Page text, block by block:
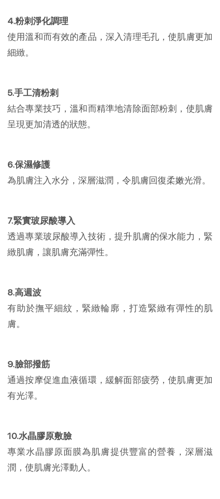
4.粉刺淨化調理
使用溫和而有效的產品，深入清理毛孔，使肌膚更加
細緻。
5.手工清粉刺
結合專業技巧，溫和而精準地清除面部粉刺，使肌膚
呈現更加清透的狀態。
6.保濕修護
為肌膚注入水分，深層滋潤，令肌膚回復柔嫩光滑。
7.緊實玻尿酸導入
透過專業玻尿酸導入技術，提升肌膚的保水能力，緊
緻肌膚，讓肌膚充滿彈性。
8.高週波
有助於撫平細紋，緊緻輪廓，打造緊緻有彈性的肌
膚。
9.臉部撥筋
通過按摩促進血液循環，緩解面部疲勞，使肌膚更加
有光澤。
10.水晶膠原敷臉
專業水晶膠原面膜為肌膚提供豐富的營養，深層滋
潤，使肌膚光澤動人。